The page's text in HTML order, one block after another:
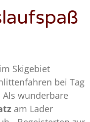
im Skigebiet
bei Tag
wunderbare
am Lader